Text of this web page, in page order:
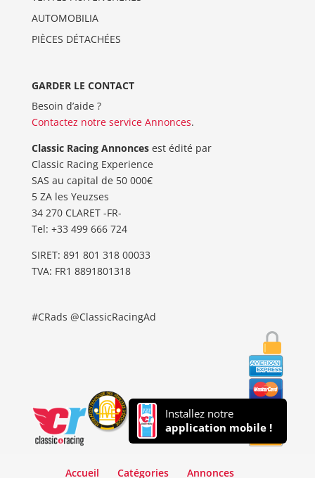
AUTOMOBILIA
PIÈCES DÉTACHÉES
GARDER LE CONTACT
Besoin d’aide ?
Contactez notre service Annonces.
Classic Racing Annoncesest édité par
Classic Racing Experience
SAS au capital de 50 000€
5 ZA les Yeuzses
34 270 CLARET -FR-
Tel: ‭+33 499 666 724‬
SIRET: 891 801 318 00033
TVA: FR1 8891801318
#CRads @ClassicRacingAd
Installez notre
application mobile !
Accueil Catégories Annonces